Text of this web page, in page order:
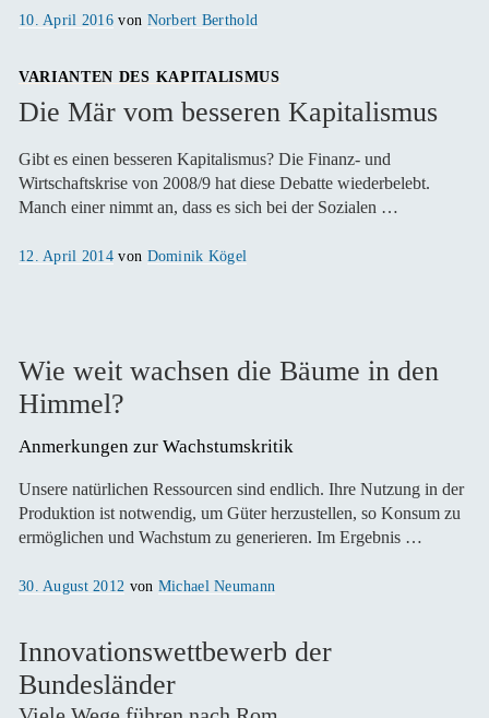
Veröffentlicht
10. April 2016 von Norbert Berthold
VARIANTEN DES KAPITALISMUS
Die Mär vom besseren Kapitalismus
Gibt es einen besseren Kapitalismus? Die Finanz- und
Wirtschaftskrise von 2008/9 hat diese Debatte wiederbelebt.
Manch einer nimmt an, dass es sich bei der Sozialen …
Veröffentlicht
12. April 2014 von Dominik Kögel
Wie weit wachsen die Bäume in den
Himmel?
Anmerkungen zur Wachstumskritik
Unsere natürlichen Ressourcen sind endlich. Ihre Nutzung in der
Produktion ist notwendig, um Güter herzustellen, so Konsum zu
ermöglichen und Wachstum zu generieren. Im Ergebnis …
Veröffentlicht
30. August 2012 von Michael Neumann
Innovationswettbewerb der
Bundesländer